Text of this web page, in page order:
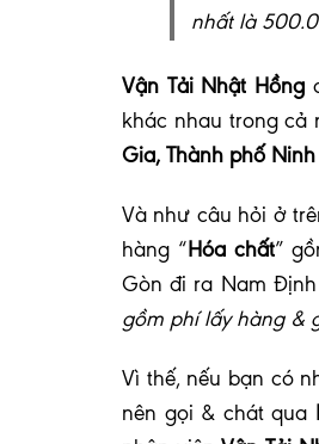
nhất là
Vận Tải Nhật Hồng
khác nhau trong cả
Gia, Thành phố
Và như câu hỏi ở
hàng “Hóa chất”
Gòn đi ra Nam
gồm phí lấy hàng &
Vì thế, nếu bạn có
nên gọi & chát qua